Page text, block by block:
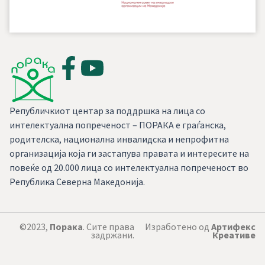
Републичкиот центар за поддршка на лица со
интелектуална попреченост – ПОРАКА е граѓанска,
родителска, национална инвалидска и непрофитна
организација која ги застапува правата и интересите на
повеќе од 20.000 лица со интелектуална попреченост во
Република Северна Македонија.
©2023, Порака. Сите права
задржани.
Изработено од Артифекс
Креативе